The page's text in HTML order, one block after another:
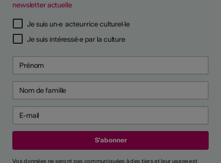
D'ARTISTES
newsletter actuelle
Je suis un·e acteur·rice culturel·le
Je suis intéressé·e par la culture
Vos données ne seront pas communiquées à des tiers et leur usage est